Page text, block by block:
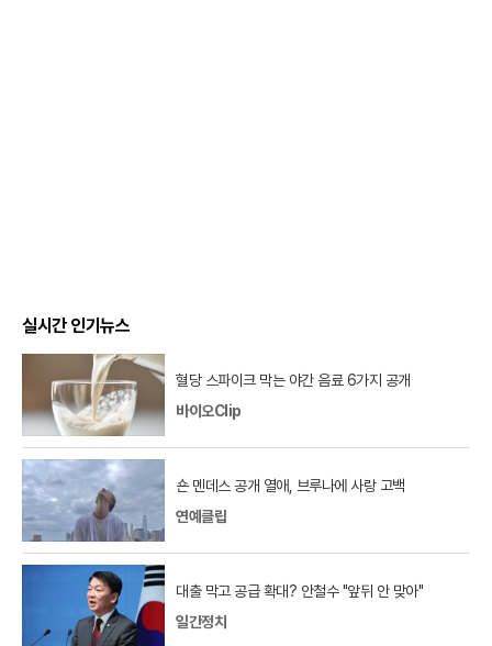
실시간 인기뉴스
혈당 스파이크 막는 야간 음료 6가지 공개
바이오Clip
숀 멘데스 공개 열애, 브루나에 사랑 고백
연예클립
대출 막고 공급 확대? 안철수 "앞뒤 안 맞아"
일간정치